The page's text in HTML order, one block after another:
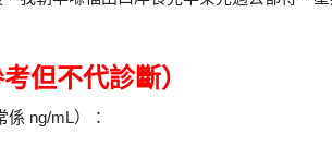
但不代診斷）
ng/mL）：